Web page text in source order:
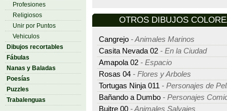
Profesiones
Religiosos
Unir por Puntos
Vehiculos
Dibujos recortables
Fábulas
Nanas y Baladas
Poesías
Puzzles
Trabalenguas
OTROS DIBUJOS
Cangrejo - Animales Marinos
Casita Nevada 02 - En la Ciudad
Amapola 02 - Espacio
Rosas 04 - Flores y Arboles
Tortugas Ninja 011 - Personajes de
Bañando a Dumbo - Personajes
Buitre 00 - Animales Salvajes